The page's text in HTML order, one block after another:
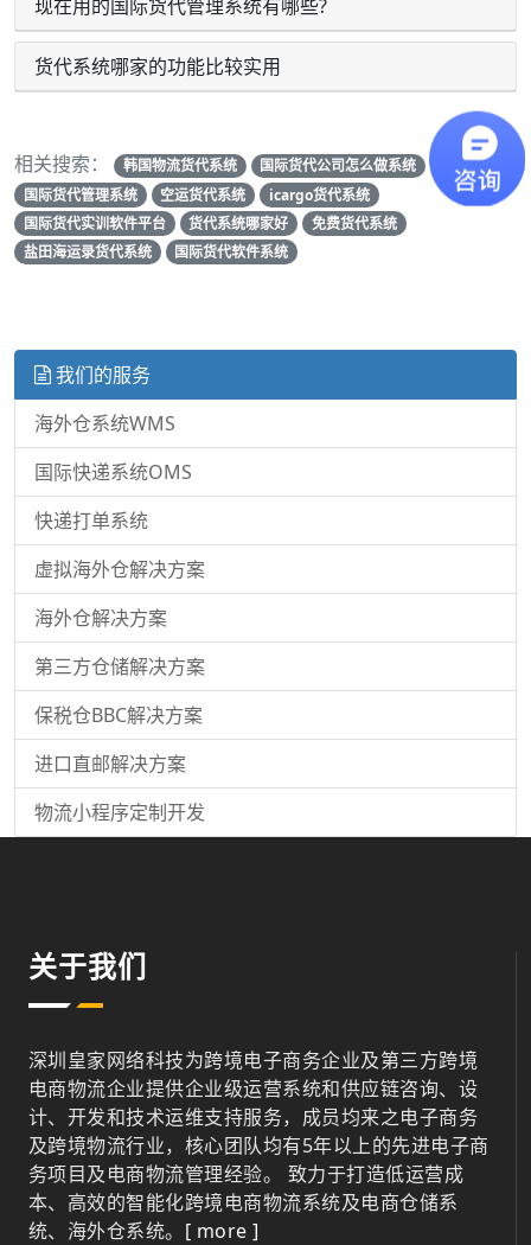
现在用的国际货代管理系统有哪些?
货代系统哪家的功能比较实用
相关搜索： 韩国物流货代系统
国际货代公司怎么做系统
国际货代管理系统
空运货代系统
icargo货代系统
国际货代实训软件平台
货代系统哪家好
免费货代系统
盐田海运录货代系统
国际货代软件系统
我们的服务
海外仓系统WMS
国际快递系统OMS
快递打单系统
虚拟海外仓解决方案
海外仓解决方案
第三方仓储解决方案
保税仓BBC解决方案
进口直邮解决方案
物流小程序定制开发
关于我们
深圳皇家网络科技为跨境电子商务企业及第三方跨境
电商物流企业提供企业级运营系统和供应链咨询、设
计、开发和技术运维支持服务，成员均来之电子商务
及跨境物流行业，核心团队均有5年以上的先进电子商
务项目及电商物流管理经验。 致力于打造低运营成
本、高效的智能化跨境电商物流系统及电商仓储系
统、海外仓系统。 [ more ]